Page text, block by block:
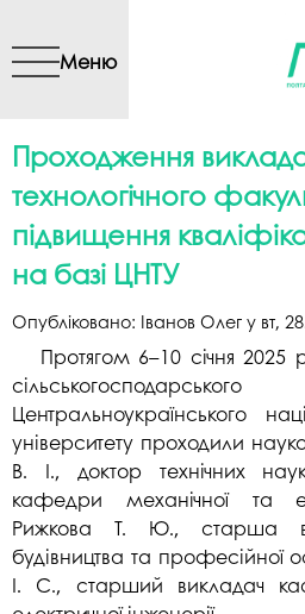
вмісту
Меню
Проходження
технологічного
підвищення
на базі ЦНТУ
Опубліковано: Іванов Олег у вт,
Протягом 6–10 січня
Центральноукраїнського
університету проходили
В. І., доктор технічних
кафедри механічної та
Рижкова Т. Ю., старша
будівництва та професійної
І. С., старший викладач